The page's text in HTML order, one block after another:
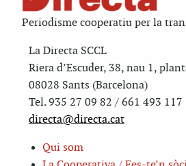
Periodisme cooperatiu per la
La Directa SCCL
Riera d’Escuder, 38, nau 1,
08028 Sants (Barcelona)
Tel. 935 27 09 82 / 661 493 117
directa@directa.cat
Qui som